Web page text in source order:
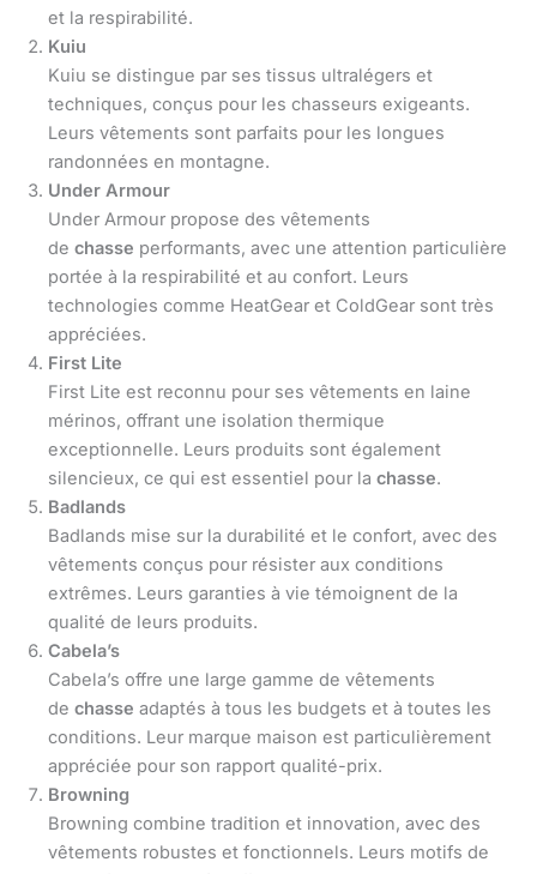
et la respirabilité.
Kuiu
Kuiu se distingue par ses tissus ultralégers et
techniques, conçus pour les chasseurs exigeants.
Leurs vêtements sont parfaits pour les longues
randonnées en montagne.
Under Armour
Under Armour propose des vêtements
de chasse performants, avec une attention particulière
portée à la respirabilité et au confort. Leurs
technologies comme HeatGear et ColdGear sont très
appréciées.
First Lite
First Lite est reconnu pour ses vêtements en laine
mérinos, offrant une isolation thermique
exceptionnelle. Leurs produits sont également
silencieux, ce qui est essentiel pour la chasse.
Badlands
Badlands mise sur la durabilité et le confort, avec des
vêtements conçus pour résister aux conditions
extrêmes. Leurs garanties à vie témoignent de la
qualité de leurs produits.
Cabela’s
Cabela’s offre une large gamme de vêtements
de chasse adaptés à tous les budgets et à toutes les
conditions. Leur marque maison est particulièrement
appréciée pour son rapport qualité-prix.
Browning
Browning combine tradition et innovation, avec des
vêtements robustes et fonctionnels. Leurs motifs de